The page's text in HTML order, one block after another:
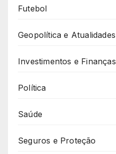
Futebol
Geopolítica e Atualidades
Investimentos e Finanças
Política
Saúde
Seguros e Proteção